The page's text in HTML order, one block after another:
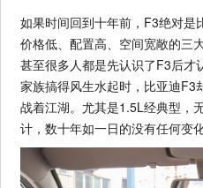
如果时间回到十年前，F3绝对是
价格低、配置高、空间宽敞的三
甚至很多人都是先认识了F3后才
家族搞得风生水起时，比亚迪F3
战着江湖。尤其是1.5L经典型，
计，数十年如一日的没有任何变化